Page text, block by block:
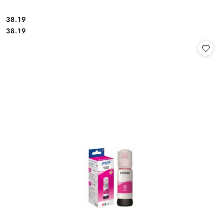
Cena:
38.19
Cena:
38.19